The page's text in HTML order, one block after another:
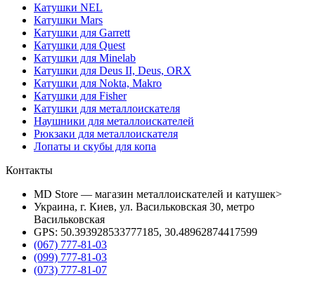
Катушки NEL
Катушки Mars
Катушки для Garrett
Катушки для Quest
Катушки для Minelab
Катушки для Deus II, Deus, ORX
Катушки для Nokta, Makro
Катушки для Fisher
Катушки для металлоискателя
Наушники для металлоискателей
Рюкзаки для металлоискателя
Лопаты и скубы для копа
Контакты
MD Store — магазин металлоискателей и катушек>
Украина, г. Киев, ул. Васильковская 30, метро
Васильковская
GPS: 50.393928533777185, 30.48962874417599
(067) 777-81-03
(099) 777-81-03
(073) 777-81-07